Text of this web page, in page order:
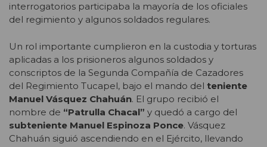
interrogatorios participaba la mayoría de los oficiales
del regimiento y algunos soldados regulares.
Un rol importante cumplieron en la custodia y torturas
aplicadas a los prisioneros algunos soldados y
conscriptos de la Segunda Compañía de Cazadores
del Regimiento Tucapel, bajo el mando del teniente
Manuel Vásquez Chahuán. El grupo recibió el
nombre de “Patrulla Chacal” y quedó a cargo del
subteniente Manuel Espinoza Ponce. Vásquez
Chahuán siguió ascendiendo en el Ejército, llevando